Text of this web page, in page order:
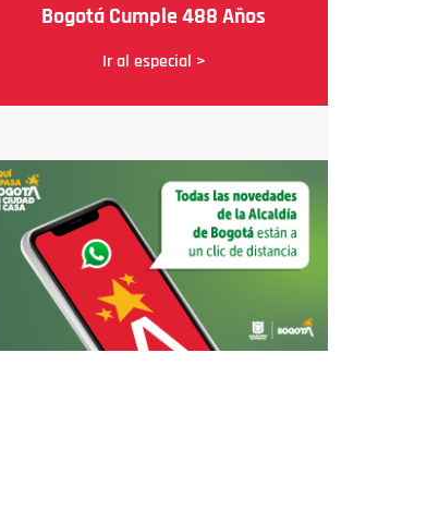
Bogotá Cumple 488 Años
Ir al especial >